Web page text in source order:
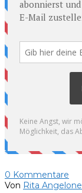
0 Kommentare
Von Rita Angelone